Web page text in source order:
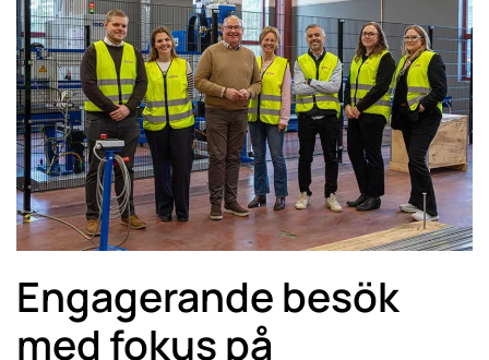
Engagerande besök
med fokus på